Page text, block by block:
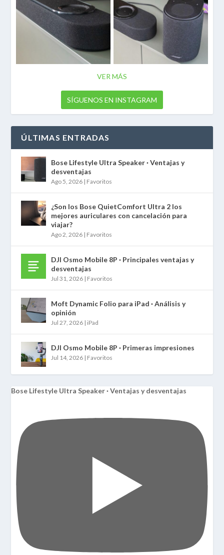
VER MÁS
SÍGUENOS EN INSTAGRAM
ÚLTIMAS ENTRADAS
Bose Lifestyle Ultra Speaker · Ventajas y
desventajas
Ago 5, 2026 | Favoritos
¿Son los Bose QuietComfort Ultra 2 los
mejores auriculares con cancelación para
viajar?
Ago 2, 2026 | Favoritos
DJI Osmo Mobile 8P · Principales ventajas y
desventajas
Jul 31, 2026 | Favoritos
Moft Dynamic Folio para iPad · Análisis y
opinión
Jul 27, 2026 | iPad
DJI Osmo Mobile 8P · Primeras impresiones
Jul 14, 2026 | Favoritos
Bose Lifestyle Ultra Speaker · Ventajas y desventajas